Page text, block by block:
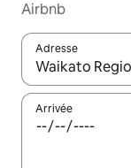
Airbnb
Adresse
Lorsque les
Arrivée